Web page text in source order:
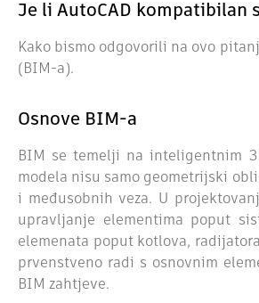
Je li AutoCAD kompatibilan
Kako bismo odgovorili na ovo
(BIM-a).
Osnove BIM-a
BIM se temelji na inteligentnim
modela nisu samo geometrijski
i međusobnih veza. U
upravljanje elementima poput
elemenata poput kotlova,
prvenstveno radi s osnovnim
BIM zahtjeve.